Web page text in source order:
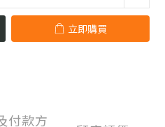
立即購買
付款方